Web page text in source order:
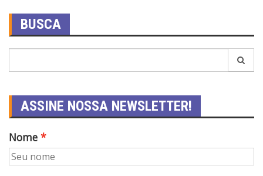
BUSCA
ASSINE NOSSA NEWSLETTER!
Nome